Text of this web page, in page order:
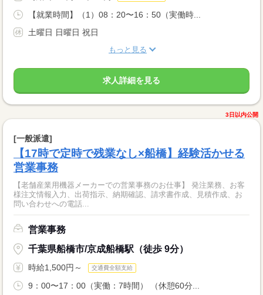
【就業時間】（1）08：20〜16：50（実働時...
土曜日 日曜日 祝日
もっと見る
求人詳細を見る
3日以内公開
[一般派遣]
【17時で定時で残業なし×船橋】経験活かせる
営業事務
【老舗産業用機器メーカーでの営業事務のお仕事】 発注業務、お客
様注文情報入力、出荷指示、納期確認、請求書作成、見積作成、お
問い合わせへの電話...
営業事務
千葉県船橋市/京成船橋駅（徒歩 9分）
時給1,500円～ 交通費全額支給
9：00〜17：00（実働：7時間） （休憩60分...